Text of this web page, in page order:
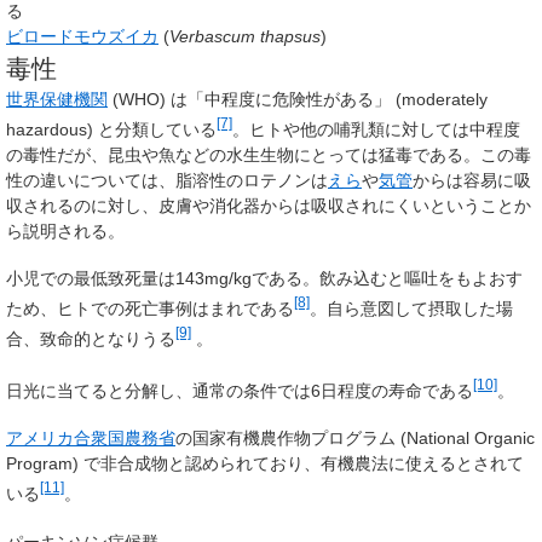
る
ビロードモウズイカ (Verbascum thapsus)
毒性
世界保健機関 (WHO) は「中程度に危険性がある」 (moderately
hazardous) と分類している[7]。ヒトや他の哺乳類に対しては中程度
の毒性だが、昆虫や魚などの水生生物にとっては猛毒である。この毒
性の違いについては、脂溶性のロテノンはえらや気管からは容易に吸
収されるのに対し、皮膚や消化器からは吸収されにくいということか
ら説明される。
小児での最低致死量は143mg/kgである。飲み込むと嘔吐をもよおす
ため、ヒトでの死亡事例はまれである [8] 。自ら意図して摂取した場
合、致命的となりうる[9] 。
日光に当てると分解し、通常の条件では6日程度の寿命である [10] 。
アメリカ合衆国農務省の国家有機農作物プログラム (National Organic
Program) で非合成物と認められており、有機農法に使えるとされて
いる [11] 。